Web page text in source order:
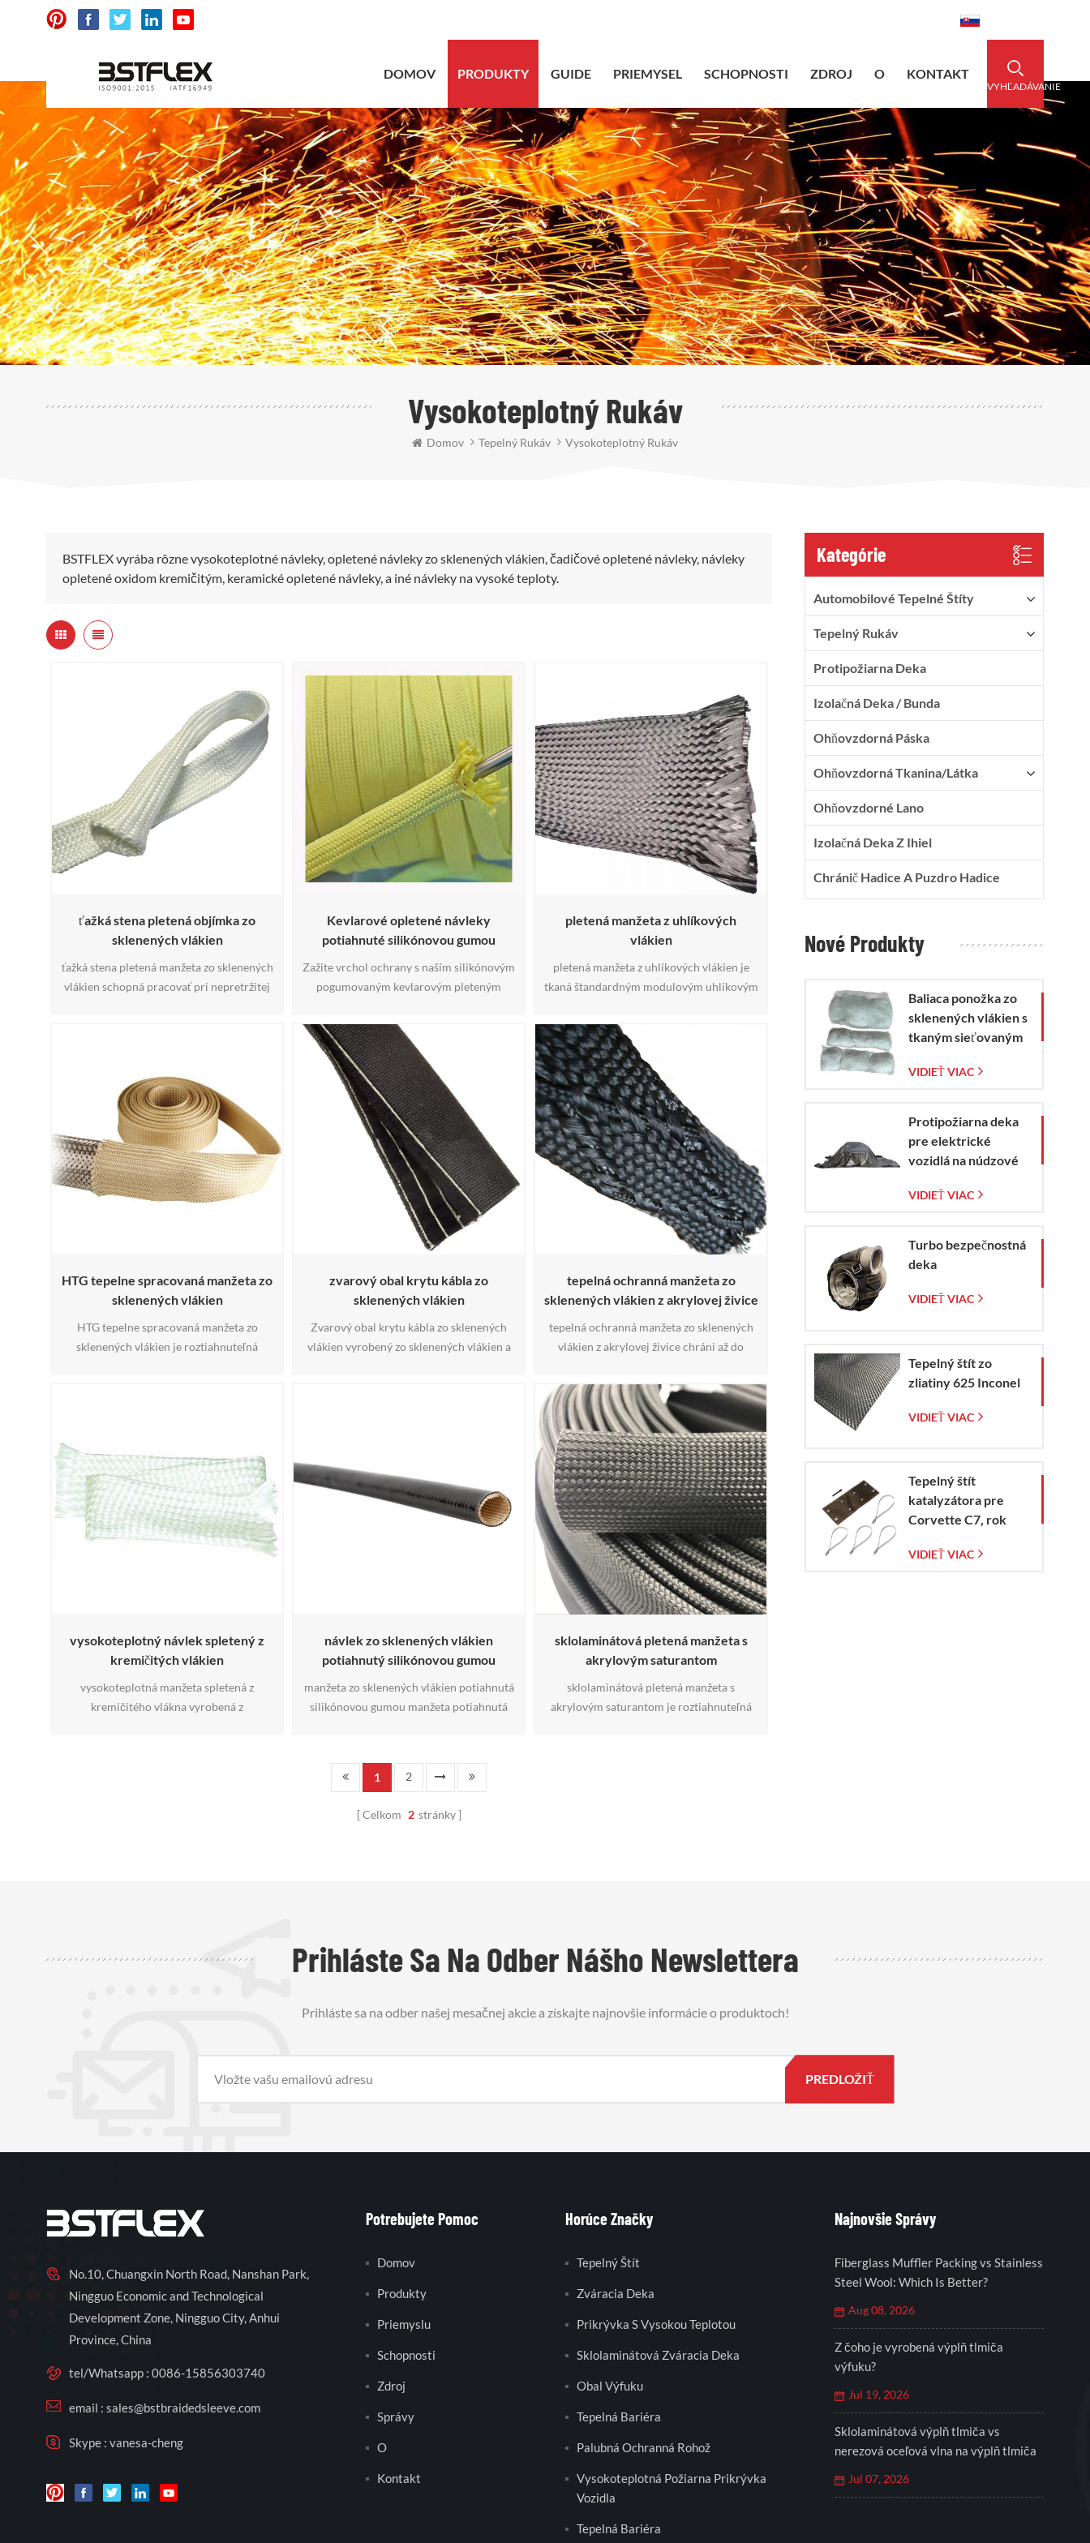
VYHĽADÁVANIE
DOMOV PRODUKTY GUIDE PRIEMYSEL SCHOPNOSTI ZDROJ O KONTAKT
Vysokoteplotný Rukáv
Domov Tepelný Rukáv Vysokoteplotný Rukáv
BSTFLEX vyrába rôzne vysokoteplotné návleky, opletené návleky zo sklenených vlákien, čadičové opletené návleky, návleky
opletené oxidom kremičitým, keramické opletené návleky, a iné návleky na vysoké teploty.
ťažká stena pletená objímka zo
sklenených vlákien
ťažká stena pletená manžeta zo sklenených
vlákien schopná pracovať pri nepretržitej
umožňuje tejto manžete zo sklenených
vlákien vykazovať vynikajúca dielektrická
pevnosť a nízka tepelná vodivosť.32
Kevlarové opletené návleky
potiahnuté silikónovou gumou
Zažite vrchol ochrany s naším silikónovým
pogumovaným kevlarovým pleteným
navrhnutým tak, aby spĺňalo
najnáročnejšie požiadavky v rôznych
priemyselných odvetviach. Tento návlek,
ktorý kombinuje výnimočnú pevnosť
kevlaru so silikónovým kaučukovým
poťahom, nastavuje nový štandard pre
odolnosť, flexibilitu a tepelnú odol32
pletená manžeta z uhlíkových
vlákien
pletená manžeta z uhlíkových vlákien je
tkaná štandardným modulovým uhlíkovým
manžety z uhlíkových vlákien majú
jedinečnú schopnosť ľahko a opakovane sa
prispôsobiť rôznym tvarom.
HTG tepelne spracovaná manžeta zo
sklenených vlákien
HTG tepelne spracovaná manžeta zo
sklenených vlákien je roztiahnuteľná
zvarový obal krytu kábla zo
sklenených vlákien
Zvarový obal krytu kábla zo sklenených
vlákien vyrobený zo sklenených vlákien a
tepelná ochranná manžeta zo
sklenených vlákien z akrylovej živice
tepelná ochranná manžeta zo sklenených
vlákien z akrylovej živice chráni až do
rozširuje sa na oveľa väčšie priemery.
ideálne pre EGR rúrky, palivové potrubia,
hydraulické a priemyselné hadice, ako aj
aplikácie toľko zváracích a
automobilových aplikácií.
vysokoteplotný návlek spletený z
kremičitých vlákien
vysokoteplotná manžeta spletená z
kremičitého vlákna vyrobená z
návlek zo sklenených vlákien
potiahnutý silikónovou gumou
manžeta zo sklenených vlákien potiahnutá
silikónovou gumou manžeta potiahnutá
vysoko kvalitnou silikónovou gumou. naša
spletená trubica zo sklenených vlákien je
hadíc, rúr, kovových rúrok, elektrických
sklolaminátová pletená manžeta s
akrylovým saturantom
sklolaminátová pletená manžeta s
akrylovým saturantom je roztiahnuteľná
1 2
Celkom 2 stránky
Kategórie
Automobilové Tepelné Štíty
Tepelný Rukáv
Protipožiarna Deka
Izolačná Deka / Bunda
Ohňovzdorná Páska
Ohňovzdorná Tkanina/látka
Ohňovzdorné Lano
Izolačná Deka Z Ihiel
Chránič Hadice A Puzdro Hadice
Nové Produkty
Baliaca ponožka zo
sklenených vlákien s
tkaným sieťovaným
sklenených vlákien
VIDIEŤ VIAC
Protipožiarna deka
pre elektrické
vozidlá na núdzové
elektromobilov a
VIDIEŤ VIAC
Turbo bezpečnostná
deka
VIDIEŤ VIAC
Tepelný štít zo
zliatiny 625 Inconel
VIDIEŤ VIAC
Tepelný štít
katalyzátora pre
Corvette C7, rok
VIDIEŤ VIAC
Prihláste Sa Na Odber Nášho Newslettera
Prihláste sa na odber našej mesačnej akcie a získajte najnovšie informácie o produktoch!
No.10, Chuangxin North Road, Nanshan Park,
Ningguo Economic and Technological
Development Zone, Ningguo City, Anhui
Province, China
tel/Whatsapp : 0086-15856303740
email : sales@bstbraidedsleeve.com
Skype : vanesa-cheng
Potrebujete Pomoc
Domov
Produkty
Priemyslu
Schopnosti
Zdroj
Správy
O
Kontakt
Horúce Značky
Tepelný Štít
Zváracia Deka
Prikrývka S Vysokou Teplotou
Sklolaminátová Zváracia Deka
Obal Výfuku
Tepelná Bariéra
Palubná Ochranná Rohož
Vysokoteplotná Požiarna Prikrývka
Vozidla
Tepelná Bariéra
Najnovšie Správy
Fiberglass Muffler Packing vs Stainless
Steel Wool: Which Is Better?
Aug 08, 2026
Z čoho je vyrobená výplň tlmiča
výfuku?
Jul 19, 2026
Sklolaminátová výplň tlmiča vs
nerezová oceľová vlna na výplň tlmiča
Jul 07, 2026